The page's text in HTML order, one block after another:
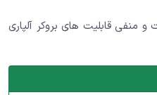
منفی قابلیت های بروکر آلپاری